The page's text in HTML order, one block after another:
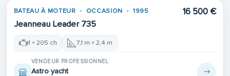
BATEAU À MOTEUR OCCASION 1995
Jeanneau Leader 735
16 500 €
1 × 205 ch 7,1 m × 2,4 m
VENDEUR PROFESSIONNEL
Astro yacht